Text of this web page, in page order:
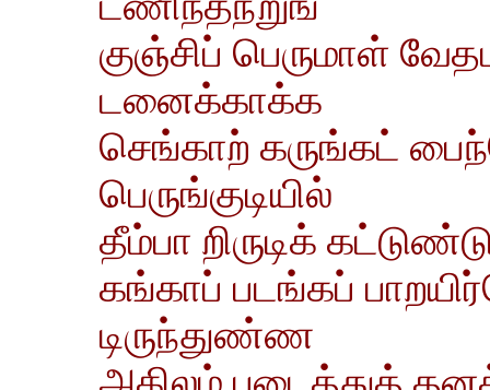
குஞ்சிப் பெருமாள்
டனைக்காக்க
செங்காற் கருங்கட்
பெருங்குடியில்
தீம்பா றிருடிக்
கங்காப் படங்கப்
டிருந்துண்ண